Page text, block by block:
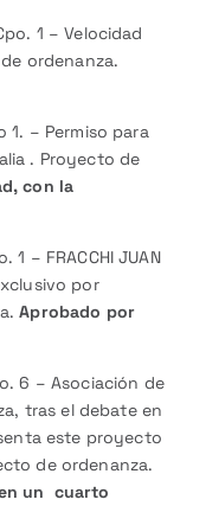
1 – Velocidad
ordenanza.
1. – Permiso para
. Proyecto de
con la
– FRACCHI JUAN
por
Aprobado por
6 – Asociación de
tras el debate en
este proyecto
de ordenanza.
un cuarto